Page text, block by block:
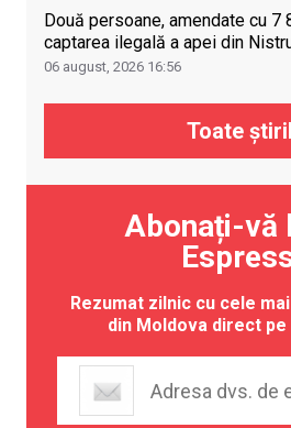
Două persoane, amendate cu 7
captarea ilegală a apei din
06 august, 2026 16:56
Toate
Abonați-vă
Rezumat zilnic cu cele
din Moldova direct pe